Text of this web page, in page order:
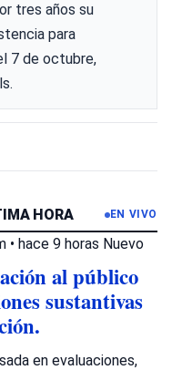
tres años su
para
7 de octubre,
HORA EN VIVO
• hace 9 horas Nuevo
al público
sustantivas
en evaluaciones,